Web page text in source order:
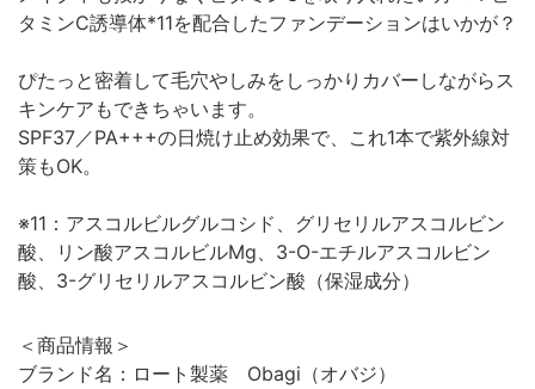
タミンC誘導体*11を配合したファンデーションはいかが？
ぴたっと密着して毛穴やしみをしっかりカバーしながらス
キンケアもできちゃいます。
SPF37／PA+++の日焼け止め効果で、これ1本で紫外線対
策もOK。
※11：アスコルビルグルコシド、グリセリルアスコルビン
酸、リン酸アスコルビルMg、3-O-エチルアスコルビン
酸、3-グリセリルアスコルビン酸（保湿成分）
＜商品情報＞
ブランド名：ロート製薬 Obagi（オバジ）